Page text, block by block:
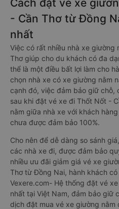
Cách đặt vé xe
- Cần Thơ từ Đồng
nhất
Việc có rất nhiều nhà xe giường
Thơ giúp cho du khách có đa
thể là một điều bất lợi làm cho
chọn nhà xe có xe giường nằm
cạnh đó, việc đảm bảo giữ chỗ,
sau khi đặt vé xe đi Thốt Nốt -
nằm giữa nhà xe với khách
chưa được đảm bảo 100%.
Cho nên để dễ dàng so sánh
các nhà xe đi, được đảm bảo
nhiều ưu đãi giảm giá vé xe
Thơ từ Đồng Nai, hành khách
Vexere.com- Hệ thống đặt vé
nhất tại Việt Nam, đảm bảo giữ
dịch đặt mua vé xe giường nằm